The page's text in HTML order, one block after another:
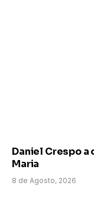
Daniel Crespo a
Maria
8 de Agosto, 2026